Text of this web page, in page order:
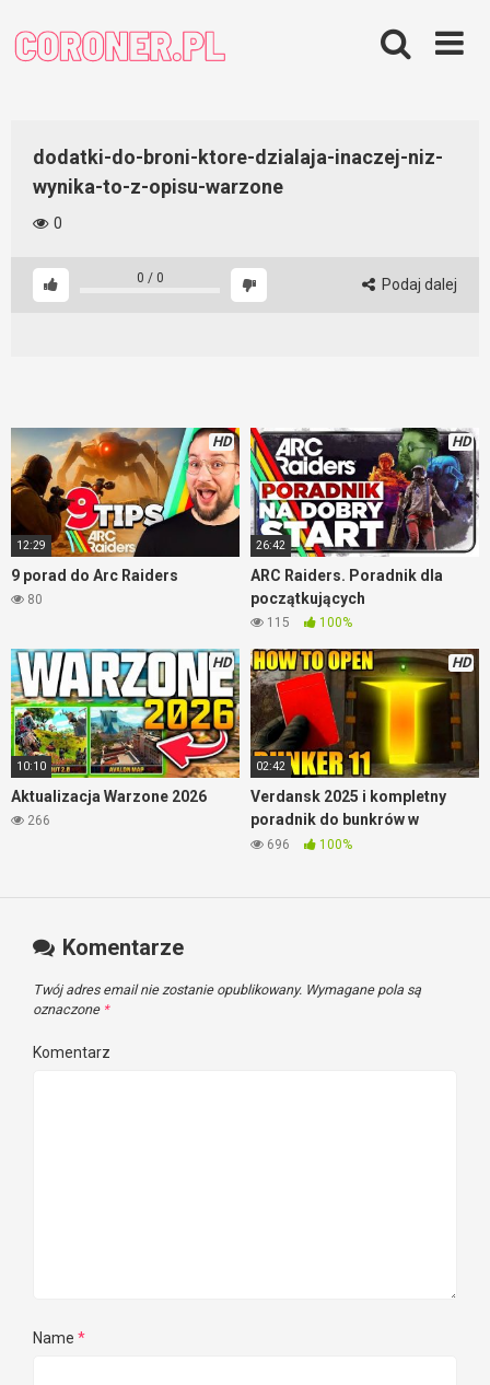
content
dodatki-do-broni-ktore-dzialaja-inaczej-niz-
wynika-to-z-opisu-warzone
0
0 / 0 Podaj dalej
HD
12:29
9 porad do Arc Raiders
80
HD
26:42
ARC Raiders. Poradnik dla
początkujących
115 100%
HD
10:10
Aktualizacja Warzone 2026
266
HD
02:42
Verdansk 2025 i kompletny
poradnik do bunkrów w
Warzone
696 100%
Komentarze
Twój adres email nie zostanie opublikowany. Wymagane pola są
oznaczone *
Komentarz
Name *